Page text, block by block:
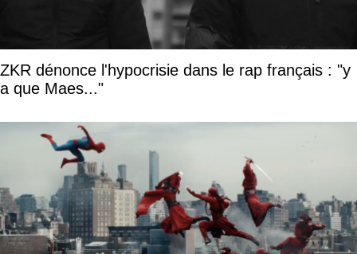
ZKR dénonce l'hypocrisie dans le rap français : "y
a que Maes..."